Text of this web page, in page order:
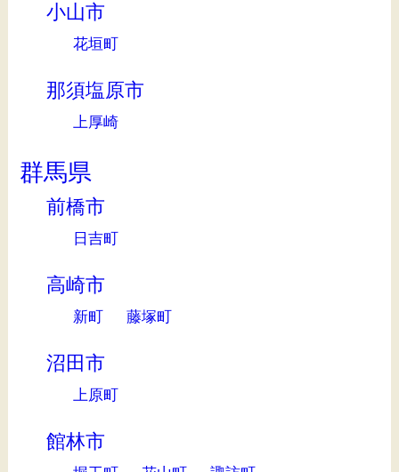
小山市
花垣町
那須塩原市
上厚崎
群馬県
前橋市
日吉町
高崎市
新町 藤塚町
沼田市
上原町
館林市